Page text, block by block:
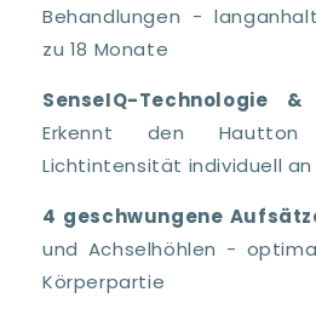
Behandlungen -
zu 18 Monate
SenseIQ-Technologie
Erkennt den
Lichtintensität individuell an
4 geschwungene
und Achselhöhlen -
Körperpartie